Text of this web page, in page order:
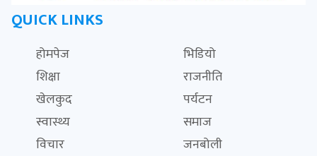
QUICK LINKS
होमपेज
भिडियो
शिक्षा
राजनीति
खेलकुद
पर्यटन
स्वास्थ्य
समाज
विचार
जनबोली